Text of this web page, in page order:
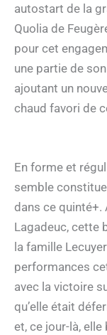
autostart de la
Quolia de
pour cet
une partie de
ajoutant un
chaud favori de
En forme et
semble
dans ce quinté+.
Lagadeuc, cette
la famille
performances
avec la victoire
qu’elle était
et, ce jour-là,